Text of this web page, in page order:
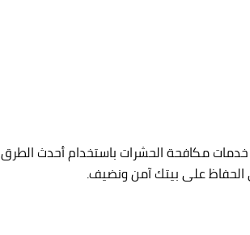
مكافحة الحشرات باستخدام أحدث الطرق
الحفاظ على بيتك آمن ونضيف.